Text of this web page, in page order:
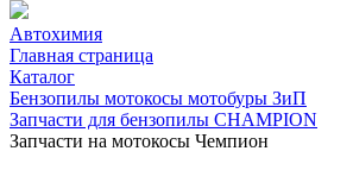
Автохимия
Главная страница
Каталог
Бензопилы мотокосы мотобуры ЗиП
Запчасти для бензопилы CHAMPION
Запчасти на мотокосы Чемпион